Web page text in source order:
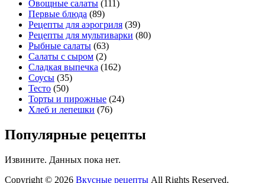
Овощные салаты (111)
Первые блюда (89)
Рецепты для аэрогриля (39)
Рецепты для мультиварки (80)
Рыбные салаты (63)
Салаты с сыром (2)
Сладкая выпечка (162)
Соусы (35)
Тесто (50)
Торты и пирожные (24)
Хлеб и лепешки (76)
Популярные рецепты
Извините. Данных пока нет.
Copyright © 2026 Вкусные рецепты All Rights Reserved.